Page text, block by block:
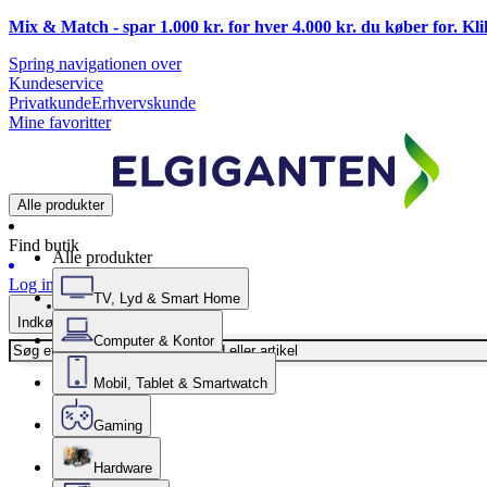
Mix & Match - spar 1.000 kr. for hver 4.000 kr. du køber for.
Spring navigationen over
Kundeservice
PrivatkundeErhvervskunde
Mine favoritter
Alle produkter
Find butik
Log ind
Indkøbskurv
Alle produkter
TV, Lyd & Smart Home
Computer & Kontor
Mobil, Tablet & Smartwatch
Gaming
Hardware